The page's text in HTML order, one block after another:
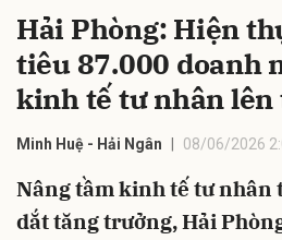
Hải Phòng: Hiện
tiêu 87.000 doanh
kinh tế tư nhân lên
Minh Huệ - Hải Ngân 08/06/2026
Nâng tầm kinh tế tư nhân
dắt tăng trưởng, Hải